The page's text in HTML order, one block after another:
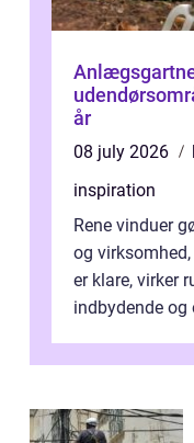
Anlægsgartner vejle
år
08 july 2026
inspiration
Rene vinduer
og
er klare, virker
indbydende og